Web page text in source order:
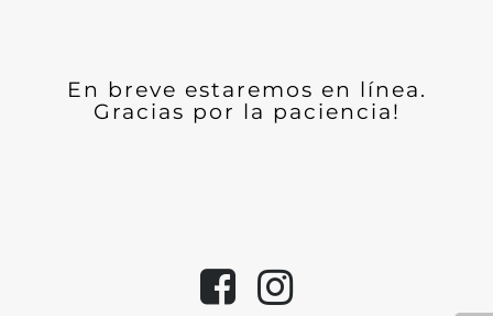
En breve estaremos en línea.
Gracias por la paciencia!